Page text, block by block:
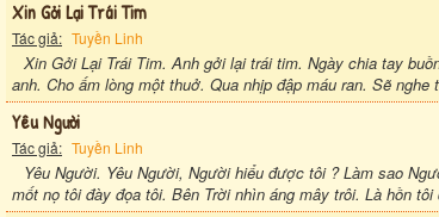
Xin Gởi Lại Trái Tim
Tác giả: Tuyền Linh
Xin Gởi Lại Trái Tim. Anh gởi lại trái tim. Ngày chia tay
anh. Cho ấm lòng một thuở. Qua nhịp đập máu ran. Sẽ
Yêu Người
Tác giả: Tuyền Linh
Yêu Người. Yêu Người, Người hiểu được tôi ? Làm sao
mốt nọ tôi đày đọa tôi. Bên Trời nhìn áng mây trôi. Là hồn